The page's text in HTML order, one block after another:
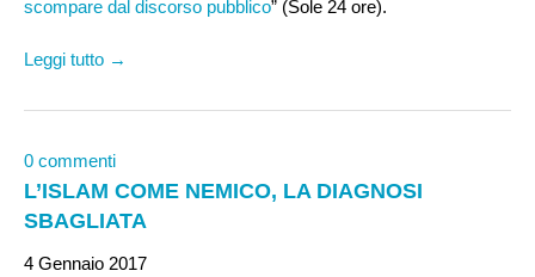
scompare dal discorso pubblico” (Sole 24 ore).
Leggi tutto →
0 commenti
L’ISLAM COME NEMICO, LA DIAGNOSI
SBAGLIATA
4 Gennaio 2017